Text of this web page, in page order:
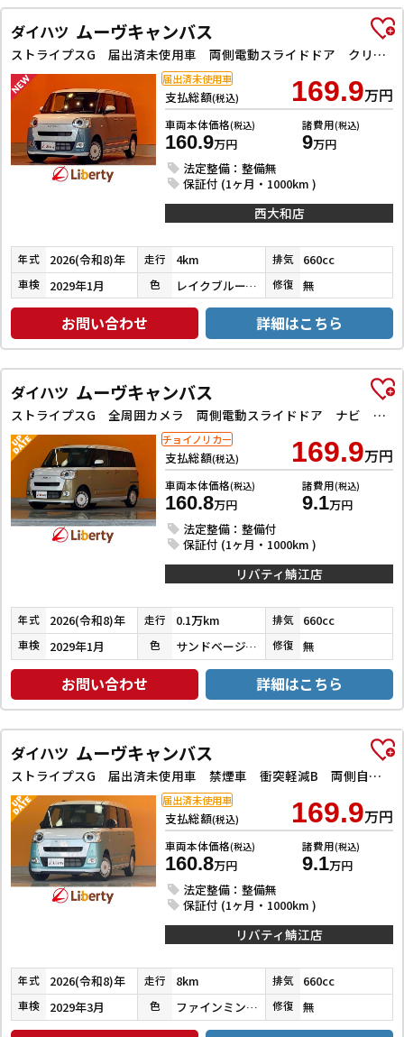
ダイハツ ムーヴキャンバス
ストライプスG 届出済未使用車 両側電動スライドドア クリアランスソナー 衝突被害軽減システム オートライト LEDヘッドランプ スマートキー アイドリングストップ 電動格納ミラー シートヒーター ベンチシート
支払総額(税込) 169.9万円
車両本体価格(税込)
160.9万円
諸費用(税込)
9万円
法定整備：整備無
保証付 (1ヶ月・1000km )
届出済未使用車
西大和店
年式 2026(令和8)年 走行 4km 排気 660cc
車検 2029年1月 色 レイクブルーメタリック／シャイニングホワイトパール 修復 無
お問い合わせ 詳細はこちら
ダイハツ ムーヴキャンバス
ストライプスG 全周囲カメラ 両側電動スライドドア ナビ TV クリアランスソナー 衝突被害軽減システム オートライト スマートキー アイドリングストップ 電動格納ミラー シートヒーター ベンチシート CVT ESC
支払総額(税込) 169.9万円
車両本体価格(税込)
160.8万円
諸費用(税込)
9.1万円
法定整備：整備付
保証付 (1ヶ月・1000km )
チョイノリカー
リバティ鯖江店
年式 2026(令和8)年 走行 0.1万km 排気 660cc
車検 2029年1月 色 サンドベージュメタリック／シャイニングホワイトパール 修復 無
お問い合わせ 詳細はこちら
ダイハツ ムーヴキャンバス
ストライプスG 届出済未使用車 禁煙車 衝突軽減B 両側自動ドア 電子パーキング 前席シートヒーター LEDヘッドライト フォグライト スマートキー プッシュスタート アイドリングストップ 障害物センサー
支払総額(税込) 169.9万円
車両本体価格(税込)
160.8万円
諸費用(税込)
9.1万円
法定整備：整備無
保証付 (1ヶ月・1000km )
届出済未使用車
リバティ鯖江店
年式 2026(令和8)年 走行 8km 排気 660cc
車検 2029年3月 色 ファインミントメタリック／シャイニングホワイトパール 修復 無